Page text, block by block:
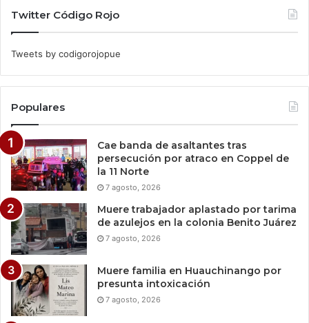
Twitter Código Rojo
Tweets by codigorojopue
Populares
Cae banda de asaltantes tras
persecución por atraco en Coppel de
la 11 Norte
7 agosto, 2026
Muere trabajador aplastado por tarima
de azulejos en la colonia Benito Juárez
7 agosto, 2026
Muere familia en Huauchinango por
presunta intoxicación
7 agosto, 2026